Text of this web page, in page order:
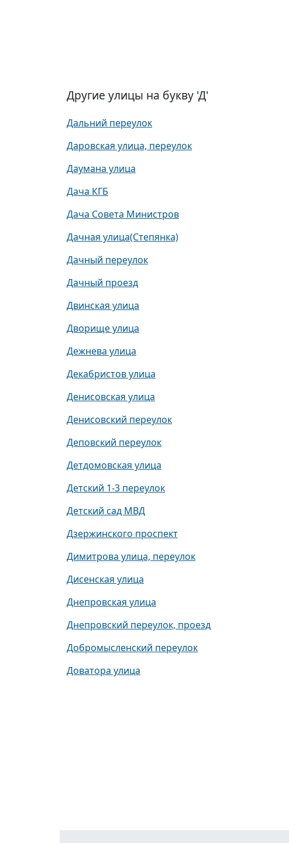
Другие улицы на букву 'Д'
Дальний переулок
Даровская улица, переулок
Даумана улица
Дача КГБ
Дача Совета Министров
Дачная улица(Степянка)
Дачный переулок
Дачный проезд
Двинская улица
Дворище улица
Дежнева улица
Декабристов улица
Денисовская улица
Денисовский переулок
Деповский переулок
Детдомовская улица
Детский 1-3 переулок
Детский сад МВД
Дзержинского проспект
Димитрова улица, переулок
Дисенская улица
Днепровская улица
Днепровский переулок, проезд
Добромысленский переулок
Доватора улица